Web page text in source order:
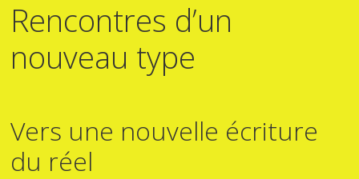
Rencontres d’un
nouveau type
Vers une nouvelle écriture
du réel